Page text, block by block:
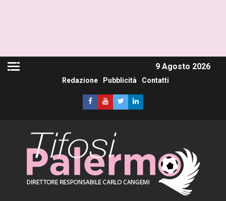
9 Agosto 2026
Redazione Pubblicità Contatti